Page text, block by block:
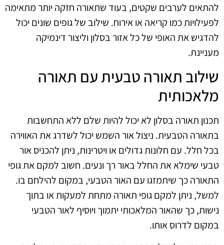
להתאים לערבים שקטים, בעוד שתאורה חזקה יותר מתאימה
לפעילויות כמו קריאה או אירוח. שילוב של גופים שונים יכול
להדגיש את האופי של כל אזור בסלון וליצור דינמיקה
מעניינת.
שילוב תאורה טבעית עם תאורה
מלאכותית
תכנון תאורה בסלון לא יכול להיות שלם ללא התחשבות
בתאורה הטבעית. ניצול אור השמש יכול לשדרג את האווירה
בכל חלל. עם חלונות גדולים או ויטרינות, ניתן להכניס אור
טבעי שימלא את החלל באור רך ונעים. חשוב למקם את גופי
התאורה כך שיתמזגו עם האור הטבעי, במקום להילחם בו.
למשל, ניתן למקם גופי תאורה מתחת למעקות או בתוך
נישות, כך שהאור המלאכותי יתמוך ויוסיף לאור הטבעי
במקום לדרוס אותו.